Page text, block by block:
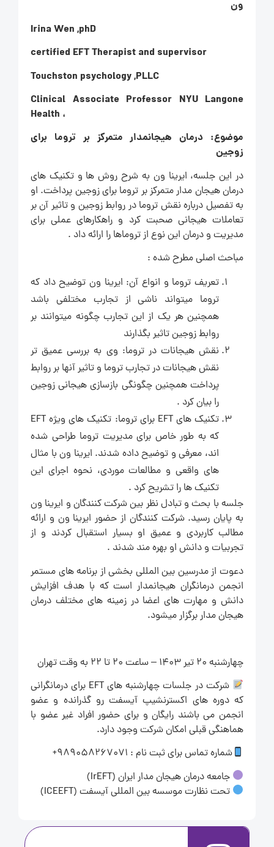
Irina Wen ,phD
certified EFT Therapist and supervisor
Touchston psychology ,PLLC
Clinical Associate Professor NYU Langone
Health ،
موضوع: درمان هیجانمدار متمرکز بر تروما برای
در این جلسه، ایرینا ون به شرح روش ها و تکنیک های
درمان هیجان مدار متمرکز بر تروما برای زوجین پرداخت. او
به تفصیل درباره نقش تروما در روابط زوجین و تاثیر آن بر
تعاملات هیجانی صحبت کرد و راهکارهای عملی برای
مدیریت و درمان این نوع از تروماها را ارائه داد .
مباحث اصلی مطرح شده :
تعریف تروما و انواع آن: ایرینا ون توضیح داد که
تروما میتواند ناشی از تجارب مختلفی باشد
همچنین هر یک از این تجارب چگونه میتوانند بر
روابط زوجین تاثیر بگذارند
نقش هیجانات در تروما: وی به بررسی عمیق تر
نقش هیجانات در تجارب تروما و تاثیر آنها بر روابط
پرداخت همچنین چگونگی بازسازی هیجانی زوجین
را بیان کرد .
تکنیک های EFT برای تروما: تکنیک های ویژه EFT
که به طور خاص برای مدیریت تروما طراحی شده
اند، معرفی و توضیح داده شدند. ایرینا ون با مثال
های واقعی و مطالعات موردی، نحوه اجرای این
تکنیک ها را تشریح کرد .
جلسه با بحث و تبادل نظر بین شرکت کنندگان و ایرینا ون
به پایان رسید. شرکت کنندگان از حضور ایرینا ون و ارائه
مطالب کاربردی و عمیق او بسیار استقبال کردند و از
تجربیات و دانش او بهره مند شدند .
دعوت از مدرسین بین المللی بخشی از برنامه های مستمر
انجمن درمانگران هیجانمدار است که با هدف افزایش
دانش و مهارت های اعضا در زمینه های مختلف درمان
هیجان مدار برگزار میشود.
چهارشنبه 2۰ تیر ۱۴۰۳ – ساعت 2۰ تا 22 به وقت تهران
شرکت در جلسات چهارشنبه های EFT برای درمانگرانی
که دوره های اکسترنشیپ آیسفت رو گذرانده و عضو
انجمن می باشند رایگان و برای حضور افراد غیر عضو با
هماهنگی قبلی امکان شرکت وجود دارد.
شماره تماس برای ثبت نام : 989058267071+
جامعه درمان هیجان مدار ایران (IrEFT)
تحت نظارت موسسه بین المللی آیسفت (ICEEFT)